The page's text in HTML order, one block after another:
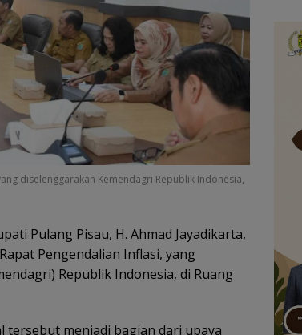
diselenggarakan Kemendagri Republik Indonesia,
Pulang Pisau, H. Ahmad Jayadikarta,
Pengendalian Inflasi, yang
Republik Indonesia, di Ruang
tersebut menjadi bagian dari upaya